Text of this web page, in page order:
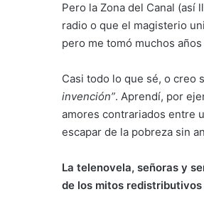
Pero la Zona del Canal (así
radio o que el magisterio
pero me tomó muchos
Casi todo lo que sé, o creo
invención”. Aprendí, por
amores contrariados entre
escapar de la pobreza sin
La telenovela, señoras y
de los mitos redistributivos